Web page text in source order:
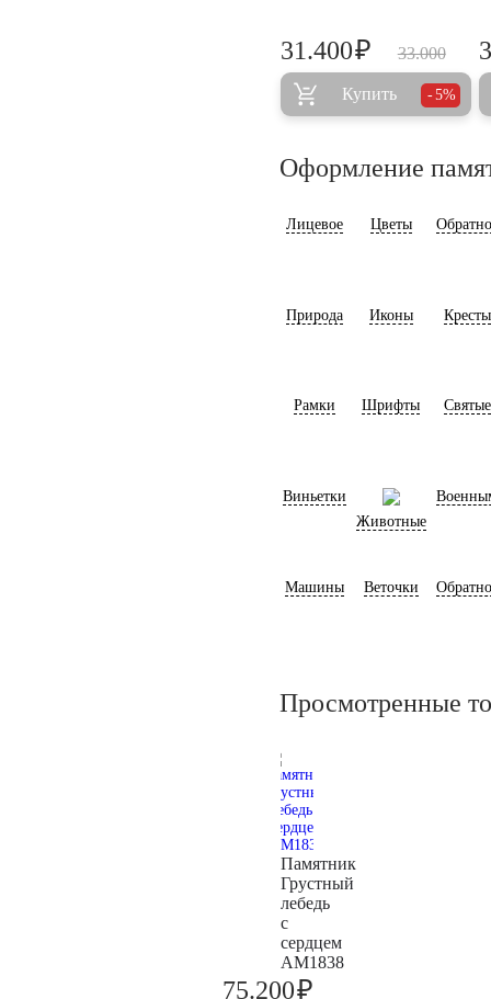
33.000
31.400₽
Купить 5%
Оформление
Лицевое Цветы
Природа Иконы Кресты
Рамки Шрифты Святые
Виньетки
Животные
Машины Веточки
Просмотренные
Памятник
Грустный
лебедь
с
сердцем
AM1838
75.200₽